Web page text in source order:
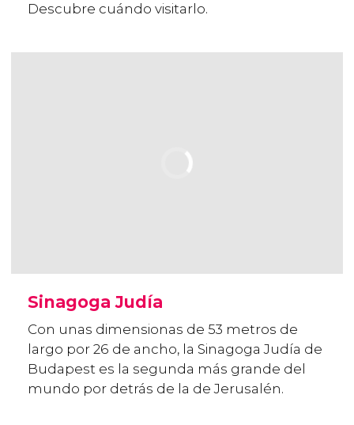
Descubre cuándo visitarlo.
Sinagoga Judía
Con unas dimensionas de 53 metros de
largo por 26 de ancho, la Sinagoga Judía de
Budapest es la segunda más grande del
mundo por detrás de la de Jerusalén.